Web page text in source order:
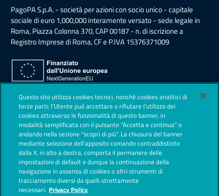
PagoPA S.p.A. - società per azioni con socio unico - capitale
sociale di euro 1,000,000 interamente versato - sede legale in
Roma, Piazza Colonna 370, CAP 00187 - n. di iscrizione a
Registro Imprese di Roma, CF e P.IVA 15376371009
Sezione Link Utili
Privacy Policy
Note legali
Contestazioni
Società Trasparente
Lavora con noi
Questo sito utilizza cookies tecnici, nonché cookies analitici di
terze parti; l’Utente può accettare o rifiutare l’utilizzo dei
cookies attraverso le funzionalità di questo banner, in
modalità semplificata con il pulsante "Accetta e continua" o
andando nella sezione "scopri di più". La chiusura del banner
mediante selezione dell’apposito comando contraddistinto
dalla X, in alto a destra, comporta il permanere delle
impostazioni di default e dunque la continuazione della
navigazione in assenza di cookies o altri strumenti di
tracciamento diversi da quelli strettamente
necessari. Privacy Policy